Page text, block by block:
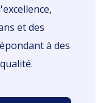
et des
à des